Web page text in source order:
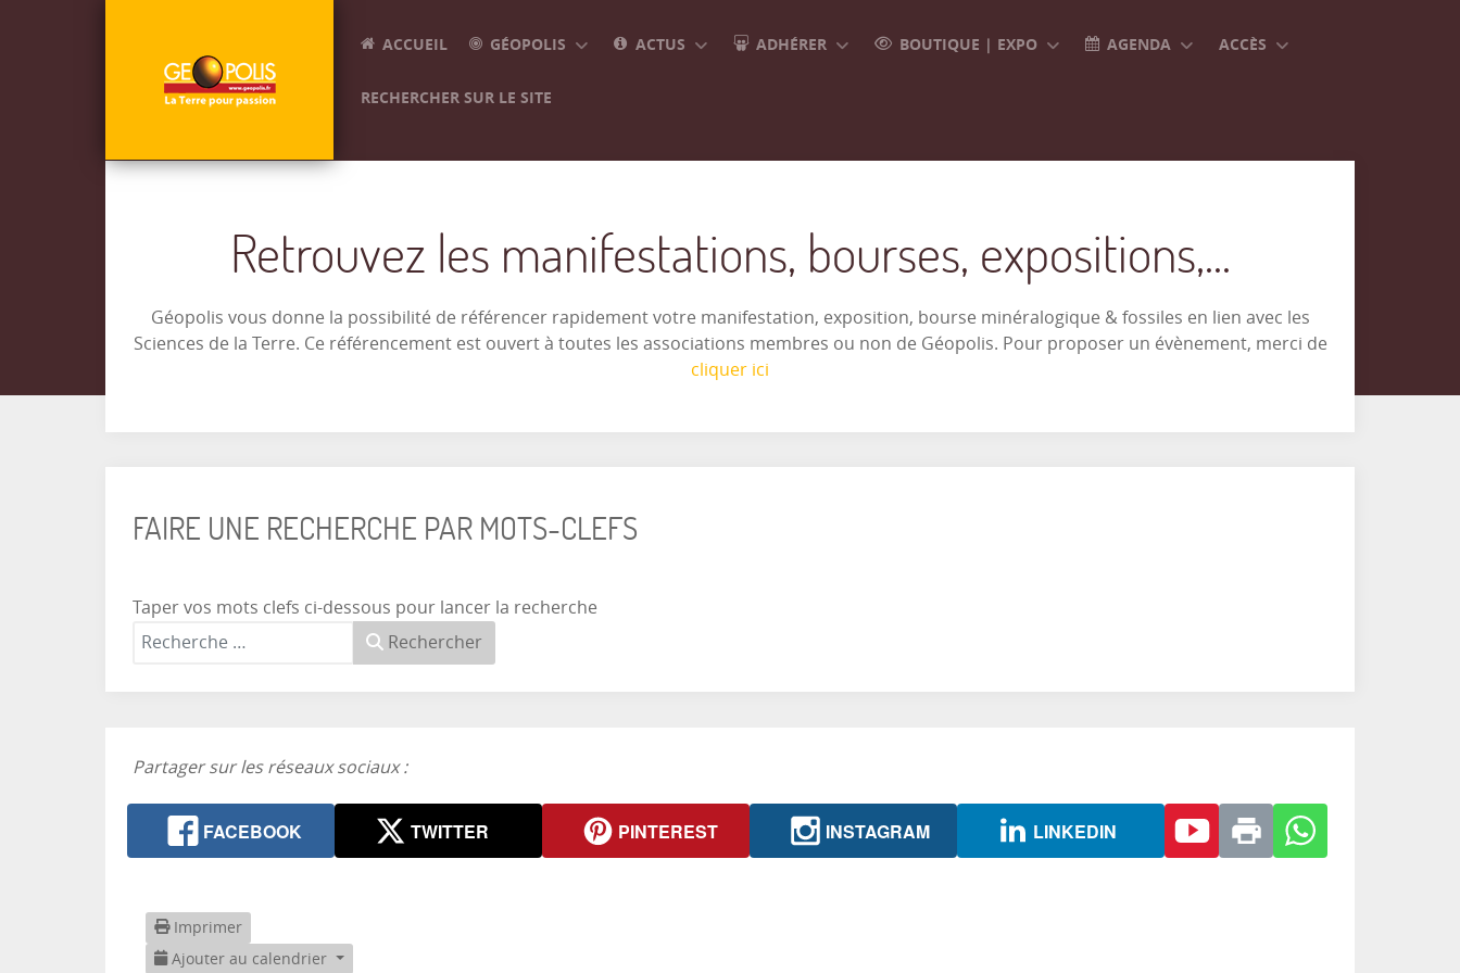
ACCUEIL GÉOPOLIS ACTUS ADHÉRER BOUTIQUE | EXPO AGENDA ACCÈS
RECHERCHER SUR LE SITE
Retrouvez les manifestations, bourses, expositions,...
Géopolis vous donne la possibilité de référencer rapidement votre manifestation, exposition, bourse minéralogique & fossiles en lien avec les
Sciences de la Terre. Ce référencement est ouvert à toutes les associations membres ou non de Géopolis. Pour proposer un évènement, merci de
cliquer ici
FAIRE UNE RECHERCHE PAR MOTS-CLEFS
Taper vos mots clefs ci-dessous pour lancer la recherche
Rechercher
Partager sur les réseaux sociaux :
FACEBOOK TWITTER PINTEREST INSTAGRAM LINKEDIN
Imprimer
Ajouter au calendrier